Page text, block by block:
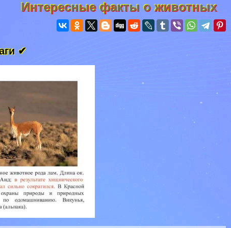
Интересные факты о животных
✔